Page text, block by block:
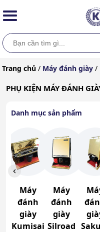
Trang chủ / Máy đánh giày /
PHỤ KIỆN MÁY ĐÁNH
Danh mục sản phẩm
Máy
đánh
giày
Kumisai
Máy
đánh
giày
Silroad